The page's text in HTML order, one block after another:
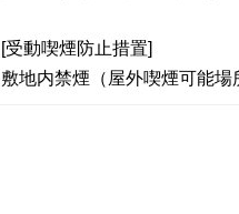
[受動喫煙防止措置]
敷地内禁煙（屋外喫煙可能場